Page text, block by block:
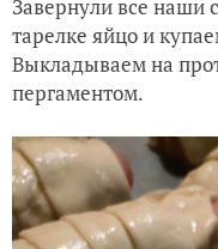
Завернули все наши
тарелке яйцо и
Выкладываем на
пергаментом.